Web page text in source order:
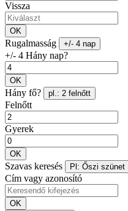
Vissza
OK
Rugalmasság +/- 4 nap
+/- 4 Hány nap?
OK
Hány fő? pl.: 2 felnőtt
Felnőtt
Gyerek
OK
Szavas keresés Pl: Őszi szünet
Cím vagy azonosító
OK